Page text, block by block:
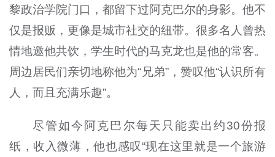
黎政治学院门口，都留下过阿克巴尔的身影。他不
仅是报贩，更像是城市社交的纽带。很多名人曾热
情地邀他共饮，学生时代的马克龙也是他的常客。
周边居民们亲切地称他为“兄弟”，赞叹他“认识所有
人，而且充满乐趣”。
尽管如今阿克巴尔每天只能卖出约30份报
纸，收入微薄，他也感叹“现在这里就是一个旅游